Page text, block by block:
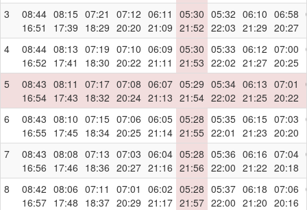
3
08:44
16:51
08:15
17:39
07:21
18:29
07:12
20:20
06:11
21:09
05:30
21:52
05:32
22:03
06:10
21:29
06:58
20:27
4
08:44
16:52
08:13
17:41
07:19
18:30
07:10
20:22
06:09
21:11
05:30
21:53
05:33
22:02
06:12
21:27
07:00
20:25
5
08:43
16:54
08:11
17:43
07:17
18:32
07:08
20:24
06:07
21:13
05:29
21:54
05:34
22:02
06:13
21:25
07:01
20:22
6
08:43
16:55
08:10
17:45
07:15
18:34
07:06
20:25
06:05
21:14
05:28
21:55
05:35
22:01
06:15
21:23
07:03
20:20
7
08:43
16:56
08:08
17:46
07:13
18:36
07:03
20:27
06:04
21:16
05:28
21:56
05:36
22:00
06:16
21:22
07:04
20:18
8
08:42
16:57
08:06
17:48
07:11
18:37
07:01
20:29
06:02
21:17
05:28
21:57
05:37
22:00
06:18
21:20
07:06
20:16